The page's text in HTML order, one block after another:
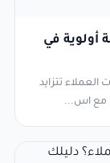
أولوية في
تتزايد
مع اس...